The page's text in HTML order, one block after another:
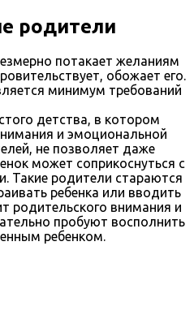
родители
потакает желаниям
обожает его.
минимум требований
детства, в котором
и эмоциональной
не позволяет даже
может соприкоснуться с
Такие родители стараются
ребенка или вводить
родительского внимания и
пробуют восполнить
ребенком.